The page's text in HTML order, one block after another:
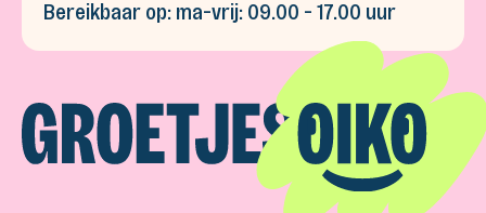
Bereikbaar op: ma-vrij: 09.00 - 17.00 uur